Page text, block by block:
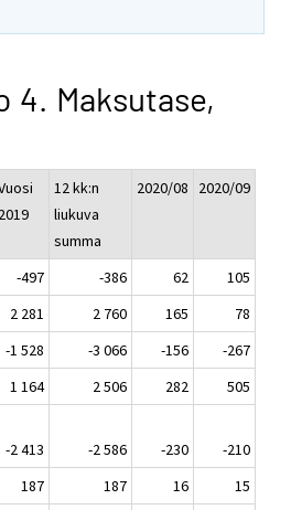
4. Maksutase,
2019
12 kk:n
liukuva
summa
2020/08 2020/09
-497 -386 62
105
2 281 2 760 165
78
-1 528 -3 066 -156
-267
1 164 2 506 282
505
-2 413 -2 586 -230
-210
187 187 16
15